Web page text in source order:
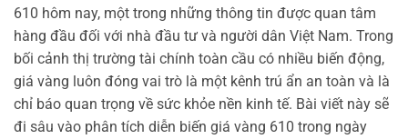
610 hôm nay, một trong những thông tin được quan tâm
hàng đầu đối với nhà đầu tư và người dân Việt Nam. Trong
bối cảnh thị trường tài chính toàn cầu có nhiều biến động,
giá vàng luôn đóng vai trò là một kênh trú ẩn an toàn và là
chỉ báo quan trọng về sức khỏe nền kinh tế. Bài viết này sẽ
đi sâu vào phân tích diễn biến giá vàng 610 trong ngày